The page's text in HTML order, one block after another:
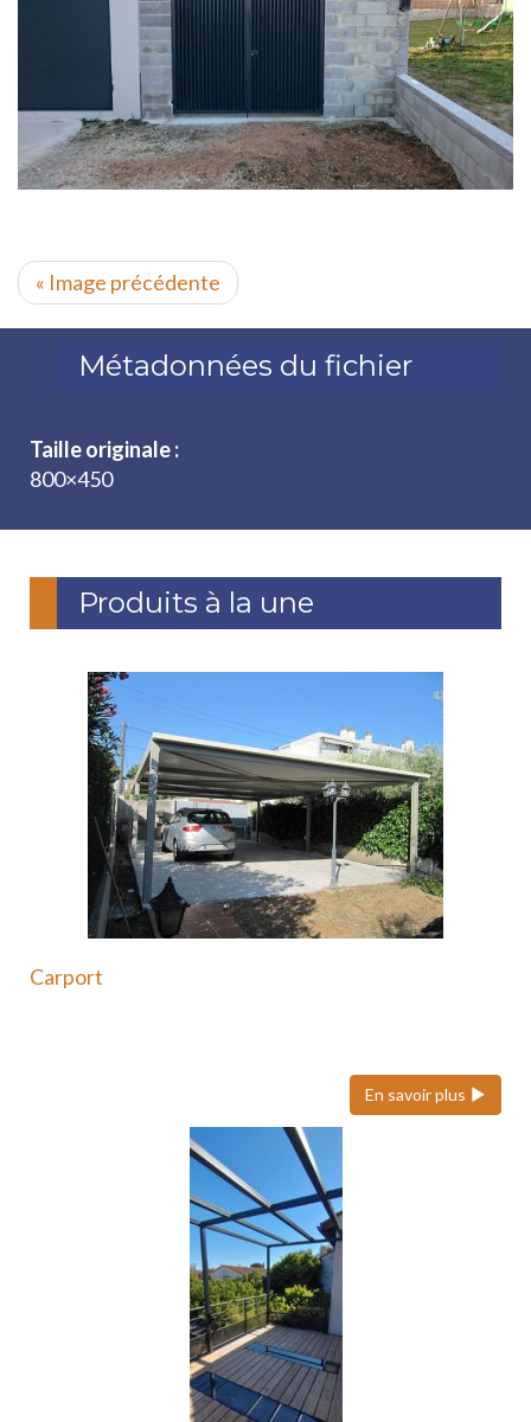
« Image précédente
Métadonnées du fichier
Taille originale :
800×450
Produits à la une
Carport
En savoir plus